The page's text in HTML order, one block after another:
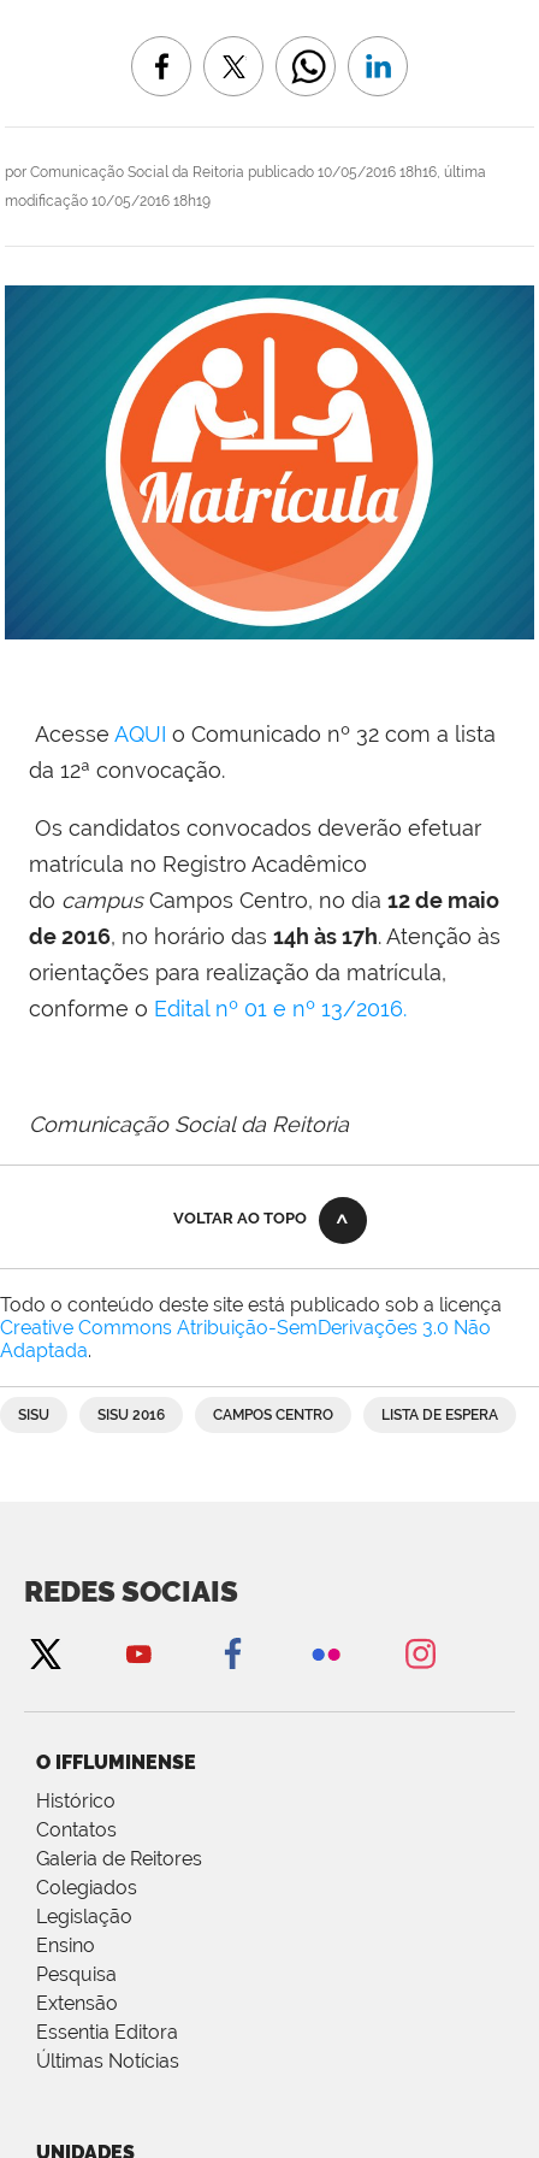
por Comunicação Social da Reitoria publicado 10/05/2016 18h16, última
modificação 10/05/2016 18h19
Acesse AQUI o Comunicado nº 32 com a lista
da 12ª convocação.
Os candidatos convocados deverão efetuar
matrícula no Registro Acadêmico
do campusCampos Centro, no dia 12 de maio
de 2016, no horário das 14h às 17h. Atenção às
orientações para realização da matrícula,
conforme o Edital nº 01 e nº 13/2016.
Comunicação Social da Reitoria
VOLTAR AO TOPO
Todo o conteúdo deste site está publicado sob a licença
Creative Commons Atribuição-SemDerivações 3.0 Não
Adaptada.
SISU SISU 2016 CAMPOS CENTRO LISTA DE ESPERA
REDES SOCIAIS
O IFFLUMINENSE
Histórico
Contatos
Galeria de Reitores
Colegiados
Legislação
Ensino
Pesquisa
Extensão
Essentia Editora
Últimas Notícias
UNIDADES